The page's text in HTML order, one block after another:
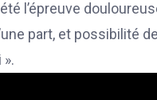
l’épreuve
part, et possibilité